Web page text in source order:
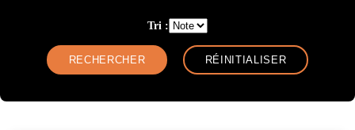
Tri :